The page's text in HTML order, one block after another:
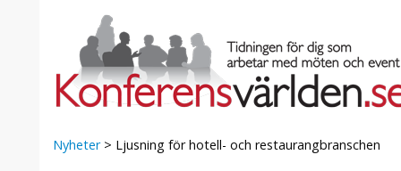
Nyheter> Ljusning för hotell- och restaurangbranschen